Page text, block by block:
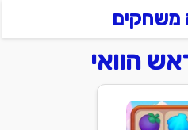
משחקים
הוואי